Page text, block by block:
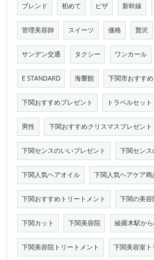
ブレンド 初めて ピザ 新幹線
管理美容師 スイーツ 価格 贅沢
サンデン交通 タクシー ワンカール
E STANDARD 海響館 下関市おすす
下関おすすめプレゼント トラベルセット
男性 下関おすすめクリスマスプレゼント
下関センスのいいプレゼント 下関センス
下関人気ヘアオイル 下関人気ヘアケア商
下関おすすめトリートメント 下関の美容
下関カット 下関美容院 綾羅木駅か
下関美容院トリートメント 下関美容室ト